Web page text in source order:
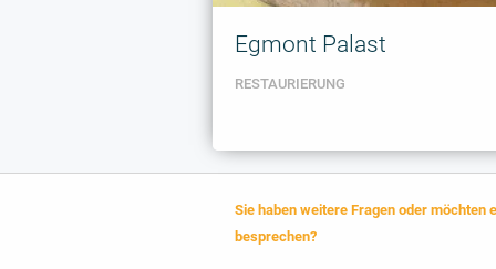
Egmont Palast
RESTAURIERUNG
Sie haben weitere Fragen oder möchten
besprechen?